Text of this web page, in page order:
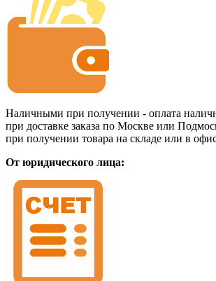
Наличными при получении - оплата
при доставке заказа по Москве или
при получении товара на складе или в
От юридического лица: